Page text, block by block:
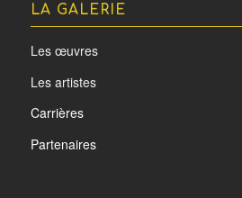
LA GALERIE
Les œuvres
Les artistes
Carrières
Partenaires